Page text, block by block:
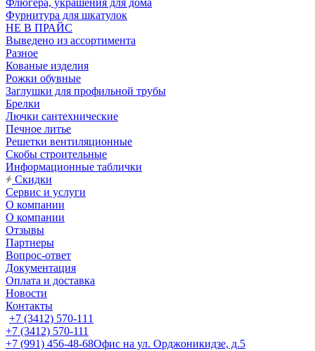
Флюгера, украшения для дома
Фурнитура для шкатулок
НЕ В ПРАЙС
Выведено из ассортимента
Разное
Кованые изделия
Рожки обувные
Заглушки для профильной трубы
Брелки
Лючки сантехнические
Печное литье
Решетки вентиляционные
Скобы строительные
Информационные таблички
Скидки
Сервис и услуги
О компании
О компании
Отзывы
Партнеры
Вопрос-ответ
Документация
Оплата и доставка
Новости
Контакты
+7 (3412) 570-111
+7 (3412) 570-111
+7 (991) 456-48-68Офис на ул. Орджоникидзе, д.5